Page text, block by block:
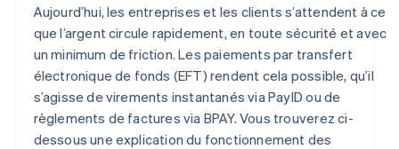
Aujourd’hui, les entreprises et les clients s’attendent à ce
que l’argent circule rapidement, en toute sécurité et avec
un minimum de friction. Les paiements par transfert
électronique de fonds (EFT) rendent cela possible, qu’il
s’agisse de virements instantanés via PayID ou de
règlements de factures via BPAY. Vous trouverez ci-
dessous une explication du fonctionnement des